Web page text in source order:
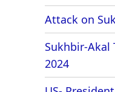
Attack on
Sukhbir-Akal
2024